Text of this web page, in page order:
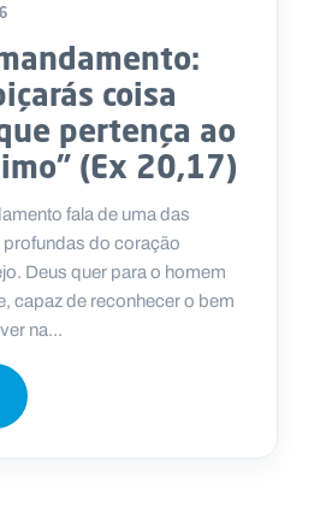
coisa
pertença ao
(Ex 20,17)
fala de uma das
do coração
Deus quer para o homem
capaz de reconhecer o bem
na...